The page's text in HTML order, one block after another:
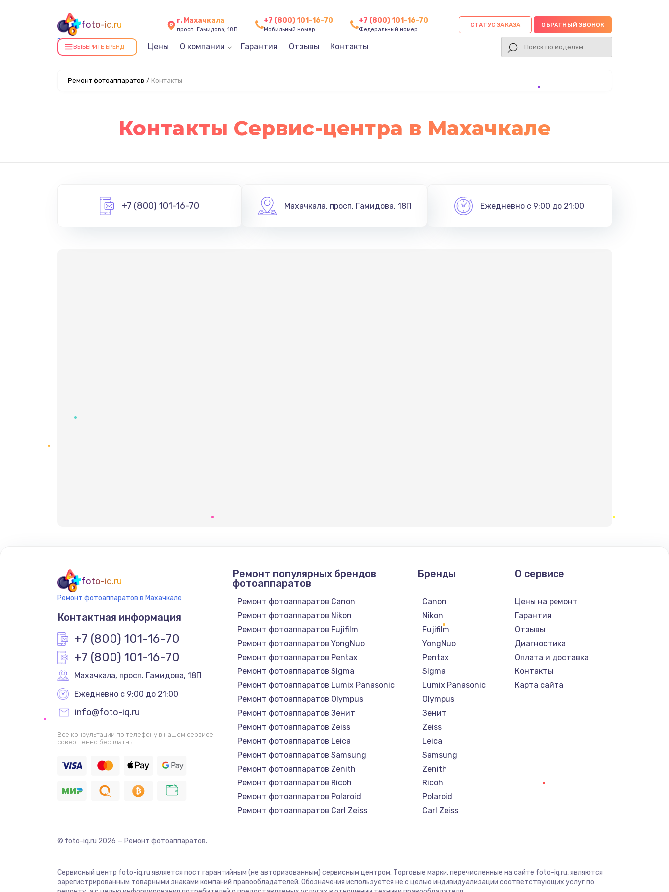
foto-iq.ru
Ремонт фотоаппаратов в
Махачкале
г. Махачкала
просп. Гамидова, 18П
+7 (800) 101-16-70
Мобильный номер
+7 (800) 101-16-70
Федеральный номер
СТАТУС ЗАКАЗА ОБРАТНЫЙ ЗВОНОК
ВЫБЕРИТЕ БРЕНД Цены О компании Гарантия Отзывы Контакты
Ремонт фотоаппаратов / Контакты
Контакты Сервис-центра в Махачкале
+7 (800) 101-16-70 Махачкала, просп. Гамидова, 18П Ежедневно с 9:00 до 21:00
foto-iq.ru
Ремонт фотоаппаратов в Махачкале
Контактная информация
+7 (800) 101-16-70
+7 (800) 101-16-70
Махачкала, просп. Гамидова, 18П
Ежедневно с 9:00 до 21:00
info@foto-iq.ru
Все консультации по телефону в нашем сервисе
совершенно бесплатны
Ремонт популярных брендов
фотоаппаратов
Ремонт фотоаппаратов Canon
Ремонт фотоаппаратов Nikon
Ремонт фотоаппаратов Fujifilm
Ремонт фотоаппаратов YongNuo
Ремонт фотоаппаратов Pentax
Ремонт фотоаппаратов Sigma
Ремонт фотоаппаратов Lumix Panasonic
Ремонт фотоаппаратов Olympus
Ремонт фотоаппаратов Зенит
Ремонт фотоаппаратов Zeiss
Ремонт фотоаппаратов Leica
Ремонт фотоаппаратов Samsung
Ремонт фотоаппаратов Zenith
Ремонт фотоаппаратов Ricoh
Ремонт фотоаппаратов Polaroid
Ремонт фотоаппаратов Carl Zeiss
Бренды
Canon
Nikon
Fujifilm
YongNuo
Pentax
Sigma
Lumix Panasonic
Olympus
Зенит
Zeiss
Leica
Samsung
Zenith
Ricoh
Polaroid
Carl Zeiss
О сервисе
Цены на ремонт
Гарантия
Отзывы
Диагностика
Оплата и доставка
Контакты
Карта сайта
© foto-iq.ru 2026 — Ремонт фотоаппаратов.
Сервисный центр foto-iq.ru является пост гарантийным (не авторизованным) сервисным центром. Торговые марки, перечисленные на сайте foto-iq.ru, являются
зарегистрированным товарными знаками компаний правообладателей. Обозначения используется не с целью индивидуализации соответствующих услуг по